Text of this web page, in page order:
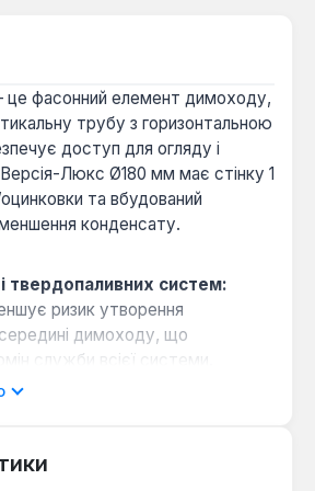
це фасонний елемент димоходу,
трубу з горизонтальною
доступ для огляду і
Люкс Ø180 мм має стінку 1
та вбудований
конденсату.
твердопаливних систем:
ризик утворення
димоходу, що
служби всієї системи.
димарями Ø180 мм:
оцинковка: